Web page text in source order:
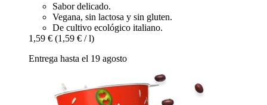
Sabor delicado.
Vegana, sin lactosa y sin gluten.
De cultivo ecológico italiano.
1,59 € (1,59 € / l)
Entrega hasta el 19 agosto